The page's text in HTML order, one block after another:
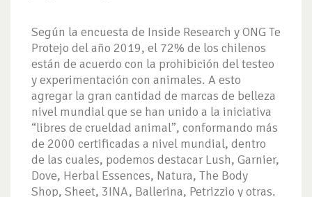
Según la encuesta de Inside Research y ONG Te
Protejo del año 2019, el 72% de los chilenos
están de acuerdo con la prohibición del testeo
y experimentación con animales. A esto
agregar la gran cantidad de marcas de belleza
nivel mundial que se han unido a la iniciativa
“libres de crueldad animal”, conformando más
de 2000 certificadas a nivel mundial, dentro
de las cuales, podemos destacar Lush, Garnier,
Dove, Herbal Essences, Natura, The Body
Shop, Sheet, 3INA, Ballerina, Petrizzio y otras.